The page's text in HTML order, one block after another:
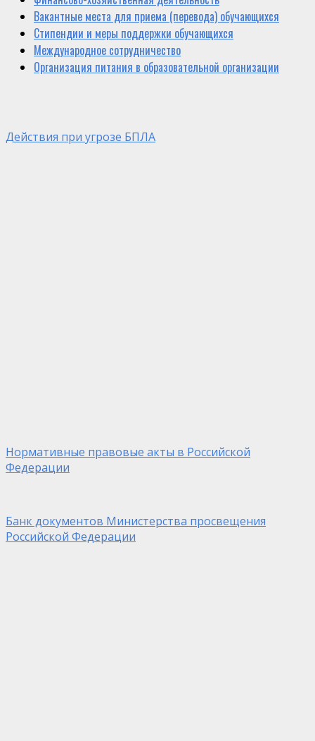
Вакантные места для приема (перевода) обучающихся
Стипендии и меры поддержки обучающихся
Международное сотрудничество
Организация питания в образовательной организации
Действия при угрозе БПЛА
Нормативные правовые акты в Российской
Федерации
Банк документов Министерства просвещения
Российской Федерации